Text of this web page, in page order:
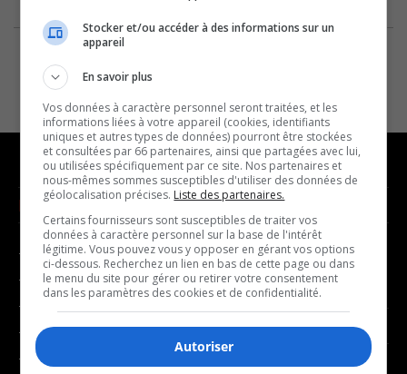
NOUVELLES
- Affaires municipales
- Communauté / Social
- Culture
- Économie
- Éducation
MUSIQUE
- Décompte franco
- Joué récemment
BALADOS
Stocker et/ou accéder à des informations sur un
appareil
En savoir plus
Vos données à caractère personnel seront traitées, et les
informations liées à votre appareil (cookies, identifiants
uniques et autres types de données) pourront être stockées
et consultées par 66 partenaires, ainsi que partagées avec lui,
ou utilisées spécifiquement par ce site. Nos partenaires et
nous-mêmes sommes susceptibles d'utiliser des données de
géolocalisation précises. Liste des partenaires.
Certains fournisseurs sont susceptibles de traiter vos
données à caractère personnel sur la base de l'intérêt
légitime. Vous pouvez vous y opposer en gérant vos options
ci-dessous. Recherchez un lien en bas de cette page ou dans
le menu du site pour gérer ou retirer votre consentement
dans les paramètres des cookies et de confidentialité.
Autoriser